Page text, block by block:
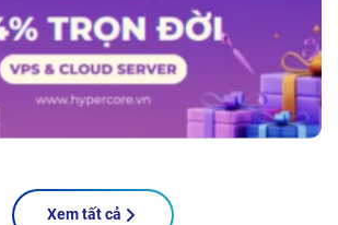
Xem tất cả